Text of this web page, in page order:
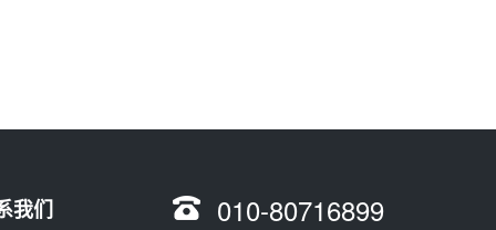
我们 010-80716899